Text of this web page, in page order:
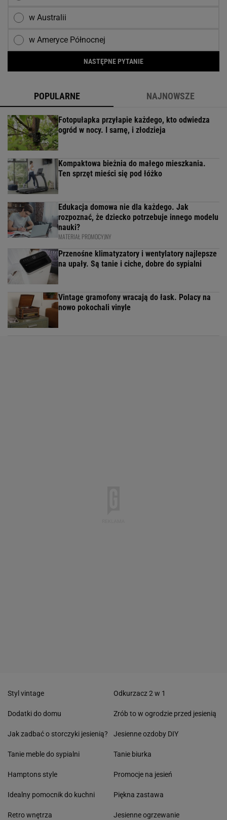
w Australii
w Ameryce Północnej
NASTĘPNE PYTANIE
POPULARNE NAJNOWSZE
Fotopułapka przyłapie każdego, kto odwiedza
ogród w nocy. I sarnę, i złodzieja
Kompaktowa bieżnia do małego mieszkania.
Ten sprzęt mieści się pod łóżko
Edukacja domowa nie dla każdego. Jak
rozpoznać, że dziecko potrzebuje innego modelu
nauki?
MATERIAŁ PROMOCYJNY
Przenośne klimatyzatory i wentylatory najlepsze
na upały. Są tanie i ciche, dobre do sypialni
Vintage gramofony wracają do łask. Polacy na
nowo pokochali vinyle
Styl vintage
Dodatki do domu
Jak zadbać o storczyki jesienią?
Tanie meble do sypialni
Hamptons style
Idealny pomocnik do kuchni
Retro wnętrza
Odkurzacz 2 w 1
Zrób to w ogrodzie przed jesienią
Jesienne ozdoby DIY
Tanie biurka
Promocje na jesień
Piękna zastawa
Jesienne ogrzewanie